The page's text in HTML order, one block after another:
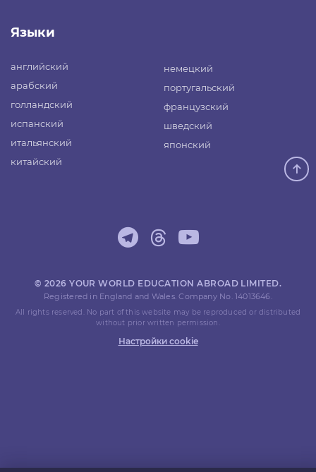
Языки
английский
арабский
голландский
испанский
итальянский
китайский
немецкий
португальский
французский
шведский
японский
© 2026 YOUR WORLD EDUCATION ABROAD LIMITED.
Registered in England and Wales. Company No. 14013646.
All rights reserved. No part of this website may be reproduced or distributed
without prior written permission.
Настройки cookie